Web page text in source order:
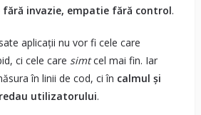
invazie, empatie fără control.
aplicații nu vor fi cele care
ci cele care simtcel mai fin. Iar
în linii de cod, ci în calmul și
utilizatorului.